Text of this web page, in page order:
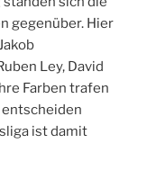
gegenüber. Hier
Ley, David
Farben trafen
entscheiden
ist damit